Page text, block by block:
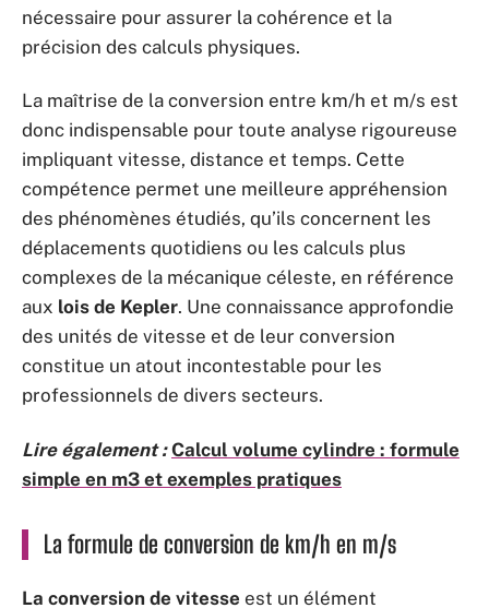
nécessaire pour assurer la cohérence et la
précision des calculs physiques.
La maîtrise de la conversion entre km/h et m/s est
donc indispensable pour toute analyse rigoureuse
impliquant vitesse, distance et temps. Cette
compétence permet une meilleure appréhension
des phénomènes étudiés, qu’ils concernent les
déplacements quotidiens ou les calculs plus
complexes de la mécanique céleste, en référence
aux lois de Kepler. Une connaissance approfondie
des unités de vitesse et de leur conversion
constitue un atout incontestable pour les
professionnels de divers secteurs.
Lire également : Calcul volume cylindre : formule
simple en m3 et exemples pratiques
La formule de conversion de km/h en m/s
La conversion de vitesse est un élément